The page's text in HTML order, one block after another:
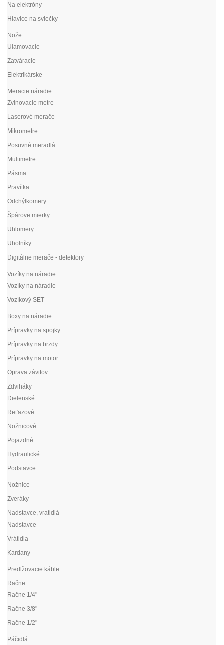
Na elektróny
Hlavice na sviečky
Nože
Ulamovacie
Zatváracie
Elektrikárske
Meracie náradie
Zvinovacie metre
Laserové merače
Mikrometre
Posuvné meradlá
Multimetre
Pásma
Pravítka
Odchýlkomery
Špárove mierky
Uhlomery
Uholníky
Digitálne merače - detektory
Vozíky na náradie
Vozíky na náradie
Vozíkový SET
Boxy na náradie
Prípravky na spojky
Prípravky na brzdy
Prípravky na motor
Oprava závitov
Zdviháky
Dielenské
Reťazové
Nožnicové
Pojazdné
Hydraulické
Podstavce
Nožnice
Zveráky
Nadstavce, vratidlá
Nadstavce
Vrátidla
Kardany
Predlžovacie káble
Račne
Račne 1/4"
Račne 3/8"
Račne 1/2"
Páčidlá